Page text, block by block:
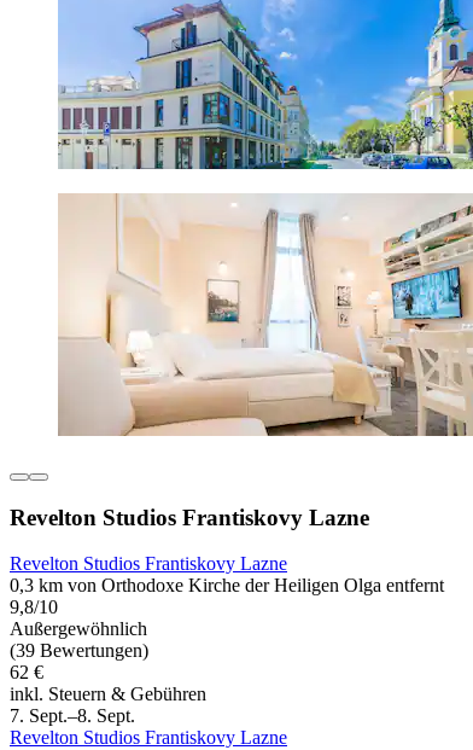
Revelton Studios Frantiskovy Lazne
Revelton Studios Frantiskovy Lazne
0,3 km von Orthodoxe Kirche der Heiligen Olga entfernt
9,8/10
Außergewöhnlich
(39 Bewertungen)
62 €
inkl. Steuern & Gebühren
7. Sept.–8. Sept.
Revelton Studios Frantiskovy Lazne